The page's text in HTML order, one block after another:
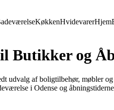
KøkkenHvidevarerHjem
Butikker og
udvalg af boligtilbehør, møbler
i Odense og